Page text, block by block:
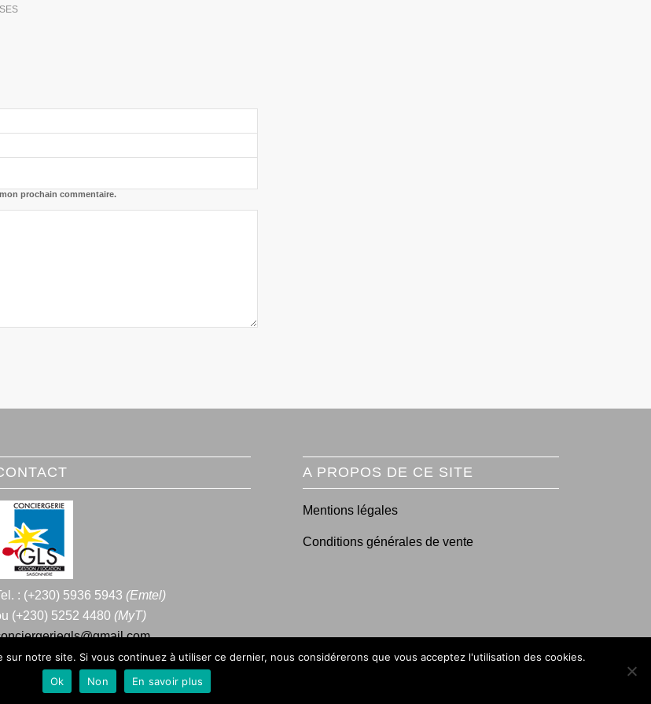
prochain commentaire.
: (+230) 5936 5943 (Emtel)
(+230) 5252 4480 (MyT)
A PROPOS DE CE SITE
Mentions légales
Conditions générales de vente
notre site. Si vous continuez à utiliser ce dernier, nous considérerons que vous acceptez l'utilisation des cookies.
Ok
Non En savoir plus